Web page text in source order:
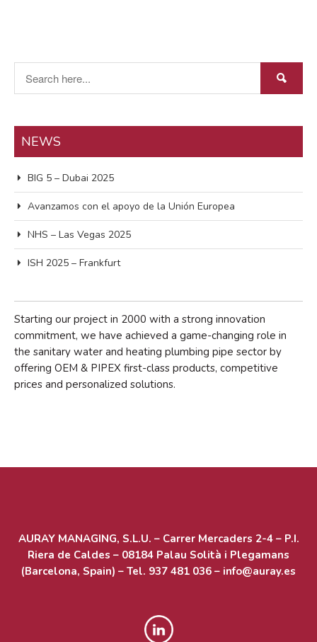
noviembre 2018
Proyectos/Projects
Acceder
NEWS
BIG 5 – Dubai 2025
Avanzamos con el apoyo de la Unión Europea
NHS – Las Vegas 2025
ISH 2025 – Frankfurt
Starting our project in 2000 with a strong innovation
commitment, we have achieved a game-changing role in
the sanitary water and heating plumbing pipe sector by
offering OEM & PIPEX first-class products, competitive
prices and personalized solutions.
AURAY MANAGING, S.L.U. – Carrer Mercaders 2-4 – P.I.
Riera de Caldes – 08184 Palau Solità i Plegamans
(Barcelona, Spain) – Tel. 937 481 036 – info@auray.es